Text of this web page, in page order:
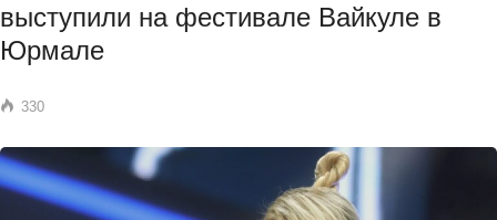
выступили на фестивале Вайкуле в
Юрмале
330